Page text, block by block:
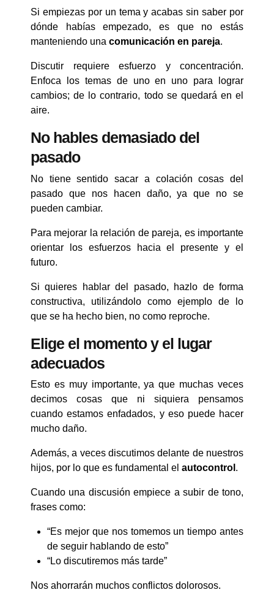
Si empiezas por un tema y acabas sin saber por
dónde habías empezado, es que no estás
manteniendo una comunicación en pareja.
Discutir requiere esfuerzo y concentración.
Enfoca los temas de uno en uno para lograr
cambios; de lo contrario, todo se quedará en el
aire.
No hables demasiado del
pasado
No tiene sentido sacar a colación cosas del
pasado que nos hacen daño, ya que no se
pueden cambiar.
Para mejorar la relación de pareja, es importante
orientar los esfuerzos hacia el presente y el
futuro.
Si quieres hablar del pasado, hazlo de forma
constructiva, utilizándolo como ejemplo de lo
que se ha hecho bien, no como reproche.
Elige el momento y el lugar
adecuados
Esto es muy importante, ya que muchas veces
decimos cosas que ni siquiera pensamos
cuando estamos enfadados, y eso puede hacer
mucho daño.
Además, a veces discutimos delante de nuestros
hijos, por lo que es fundamental el autocontrol .
Cuando una discusión empiece a subir de tono,
frases como:
“Es mejor que nos tomemos un tiempo antes
de seguir hablando de esto”
“Lo discutiremos más tarde”
Nos ahorrarán muchos conflictos dolorosos.